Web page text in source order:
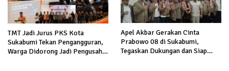
TMT Jadi Jurus PKS Kota
Sukabumi Tekan Pengangguran,
Warga Didorong Jadi Pengusaha
Apel Akbar Gerakan Cinta
Prabowo 08 di Sukabumi,
Tegaskan Dukungan dan Siap